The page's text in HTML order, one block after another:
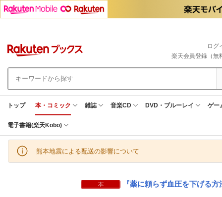
ログ
楽天会員登録（無
トップ 本・コミック 雑誌 音楽CD DVD・ブルーレイ ゲー
電子書籍(楽天Kobo)
熊本地震による配送の影響について
『薬に頼らず血圧を下げる